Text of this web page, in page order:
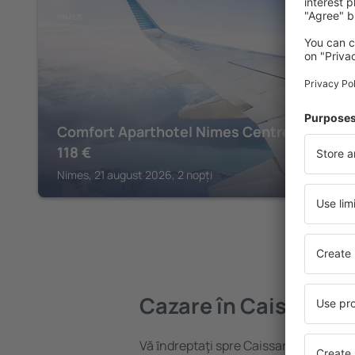
Comfort Aparthotel Nimes Centre
118 €
Nimes, 21 august 2026, 2 nopți
Cazare în
Vă ȋndreptaţi spre Caissargues?